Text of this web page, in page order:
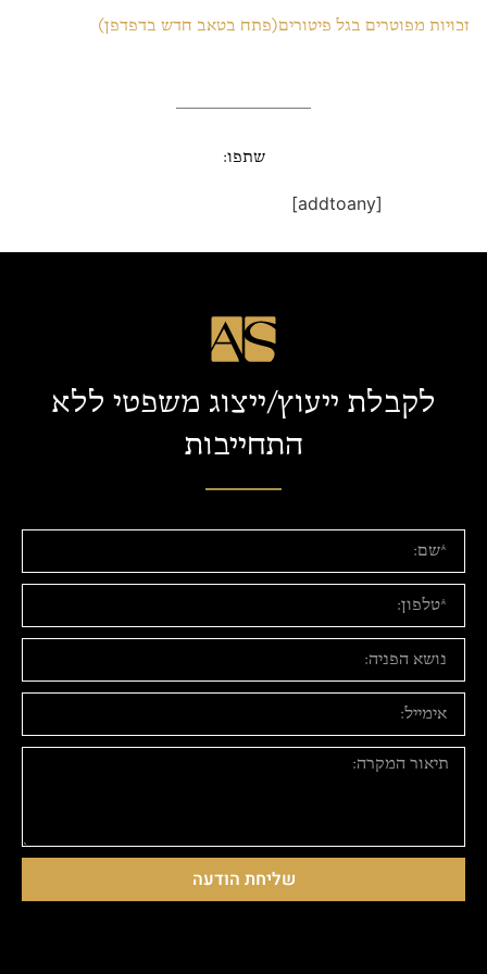
זכויות מפוטרים בגל פיטורים(פתח בטאב חדש בדפדפן)
שתפו:
[addtoany]
לקבלת ייעוץ/ייצוג משפטי ללא
התחייבות
שליחת הודעה